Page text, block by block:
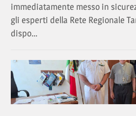
immediatamente messo in
gli esperti della Rete Regionale
dispo...